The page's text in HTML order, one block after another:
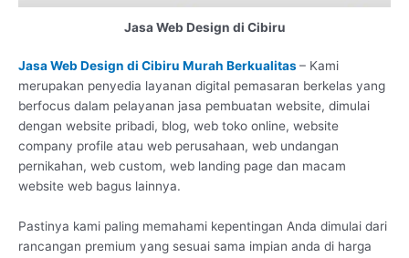
Jasa Web Design di Cibiru
Jasa Web Design di Cibiru Murah Berkualitas– Kami
merupakan penyedia layanan digital pemasaran berkelas yang
berfocus dalam pelayanan jasa pembuatan website, dimulai
dengan website pribadi, blog, web toko online, website
company profile atau web perusahaan, web undangan
pernikahan, web custom, web landing page dan macam
website web bagus lainnya.
Pastinya kami paling memahami kepentingan Anda dimulai dari
rancangan premium yang sesuai sama impian anda di harga